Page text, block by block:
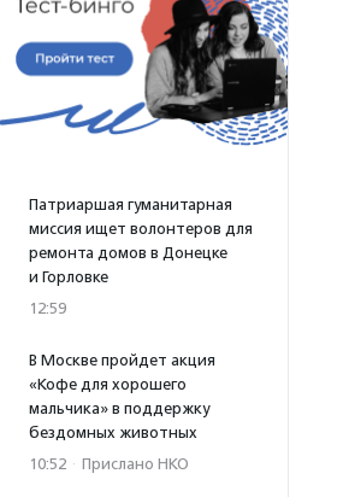
Патриаршая гуманитарная
миссия ищет волонтеров для
ремонта домов в Донецке
и Горловке
12:59
В Москве пройдет акция
«Кофе для хорошего
мальчика» в поддержку
бездомных животных
10:52 · Прислано НКО